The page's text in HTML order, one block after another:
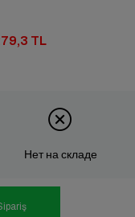
TL
Нет на складе